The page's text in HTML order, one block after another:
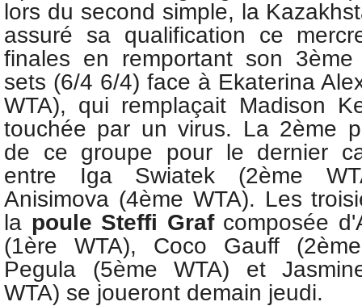
lors du second simple, la
assuré sa qualification ce
finales en remportant son
sets (6/4 6/4) face à Ekaterina
WTA), qui remplaçait Madison
touchée par un virus. La 2ème
de ce groupe pour le dernier
entre Iga Swiatek (2ème
Anisimova (4ème WTA). Les
la poule Steffi Grafcomposée
(1ère WTA), Coco Gauff
Pegula (5ème WTA) et
WTA) se joueront demain jeudi.